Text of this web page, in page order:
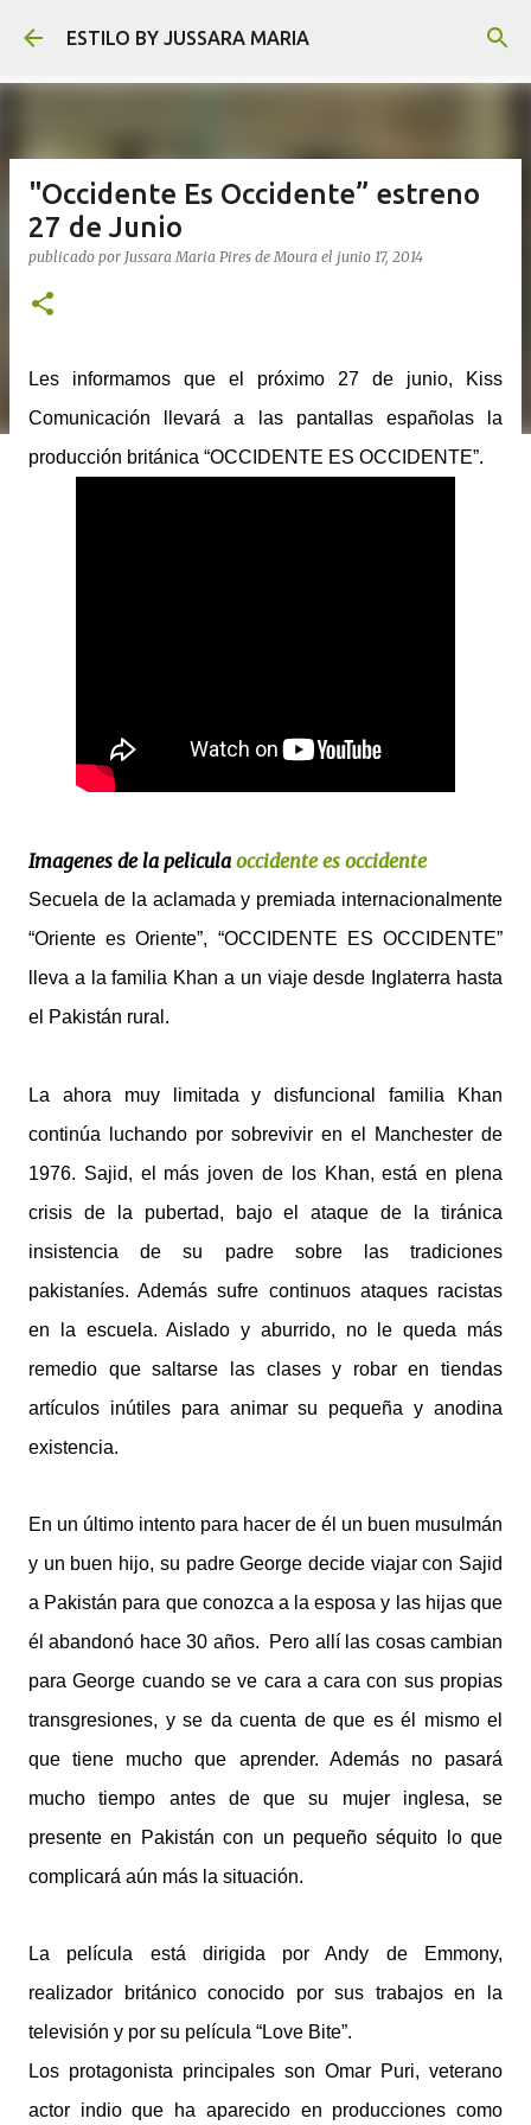
Ir al contenido principal
ESTILO BY JUSSARA MARIA
"Occidente Es Occidente” estreno
27 de Junio
publicado por Jussara Maria Pires de Moura el junio 17, 2014
Les informamos que el próximo 27 de junio, Kiss
Comunicación llevará a las pantallas españolas la
producción británica “OCCIDENTE ES OCCIDENTE”.
Imagenes de la pelicula occidente es occidente
Secuela de la aclamada y premiada internacionalmente
“Oriente es Oriente”, “OCCIDENTE ES OCCIDENTE”
lleva a la familia Khan a un viaje desde Inglaterra hasta
el Pakistán rural.
La ahora muy limitada y disfuncional familia Khan
continúa luchando por sobrevivir en el Manchester de
1976. Sajid, el más joven de los Khan, está en plena
crisis de la pubertad, bajo el ataque de la tiránica
insistencia de su padre sobre las tradiciones
pakistaníes. Además sufre continuos ataques racistas
en la escuela. Aislado y aburrido, no le queda más
remedio que saltarse las clases y robar en tiendas
artículos inútiles para animar su pequeña y anodina
existencia.
En un último intento para hacer de él un buen musulmán
y un buen hijo, su padre George decide viajar con Sajid
a Pakistán para que conozca a la esposa y las hijas que
él abandonó hace 30 años. Pero allí las cosas cambian
para George cuando se ve cara a cara con sus propias
transgresiones, y se da cuenta de que es él mismo el
que tiene mucho que aprender. Además no pasará
mucho tiempo antes de que su mujer inglesa, se
presente en Pakistán con un pequeño séquito lo que
complicará aún más la situación.
La película está dirigida por Andy de Emmony,
realizador británico conocido por sus trabajos en la
televisión y por su película “Love Bite”.
Los protagonista principales son Omar Puri, veterano
actor indio que ha aparecido en producciones como